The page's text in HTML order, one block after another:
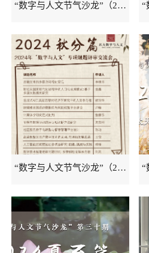
“数字与人文节气沙龙”（2024霜降...
“数字与人文节气沙龙”（2024秋分...